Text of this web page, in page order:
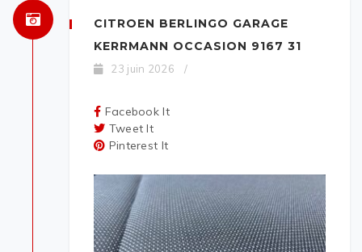
CITROEN BERLINGO GARAGE
KERRMANN OCCASION 9167 31
23 juin 2026 /
Facebook It
Tweet It
Pinterest It